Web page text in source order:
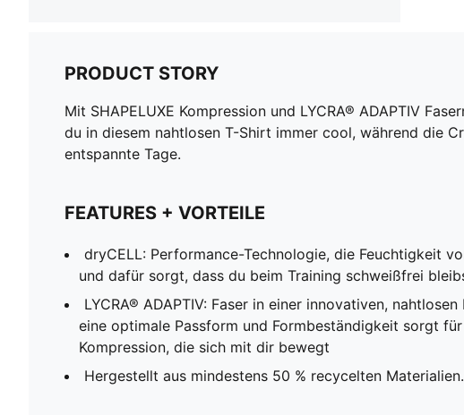
PRODUCT STORY
Mit SHAPELUXE Kompression und LYCRA® ADAPTIV
du in diesem nahtlosen T-Shirt immer cool, während die
entspannte Tage.
FEATURES + VORTEILE
dryCELL: Performance-Technologie, die Feuchtigkeit
und dafür sorgt, dass du beim Training schweißfrei
LYCRA® ADAPTIV: Faser in einer innovativen,
eine optimale Passform und Formbeständigkeit sorgt
Kompression, die sich mit dir bewegt
Hergestellt aus mindestens 50 % recycelten Materialien.